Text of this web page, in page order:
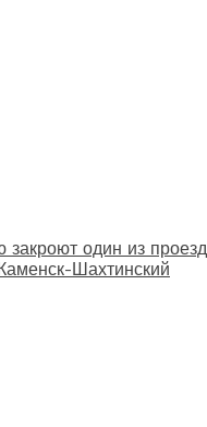
закроют один из
Шахтинский